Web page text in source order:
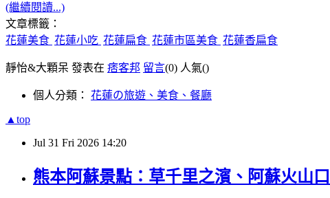
(繼續閱讀...)
文章標籤：
花蓮美食 花蓮小吃 花蓮扁食 花蓮市區美食 花蓮香扁食
靜怡&大顆呆 發表在 痞客邦 留言(0) 人氣()
個人分類： 花蓮の旅遊、美食、餐廳
▲top
Jul 31 Fri 2026 14:20
熊本阿蘇景點：草千里之濱、阿蘇火山